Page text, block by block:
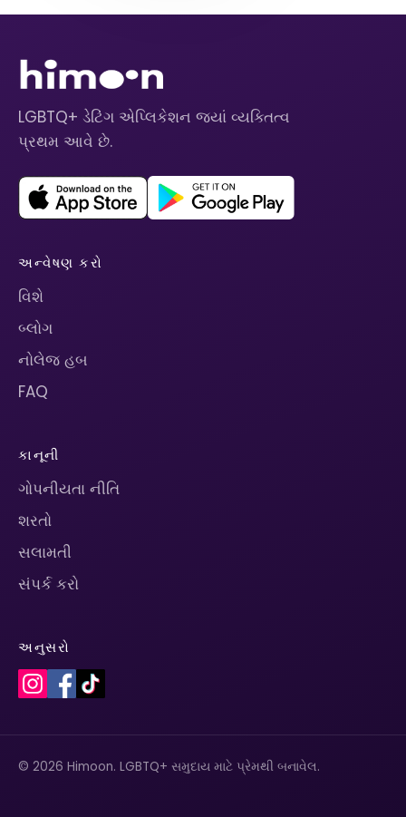
LGBTQ+ ડેટિંગ એપ્લિકેશન જ્યાં વ્યક્તિત્વ
પ્રથમ આવે છે.
અન્વેષણ કરો
વિશે
બ્લોગ
નોલેજ હબ
FAQ
કાનૂની
ગોપનીયતા નીતિ
શરતો
સલામતી
સંપર્ક કરો
અનુસરો
© 2026 Himoon. LGBTQ+ સમુદાય માટે પ્રેમથી બનાવેલ.